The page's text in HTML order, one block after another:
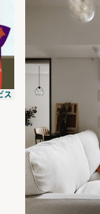
ス